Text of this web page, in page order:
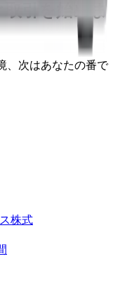
取引を始めま
、次はあなたの番で
株式